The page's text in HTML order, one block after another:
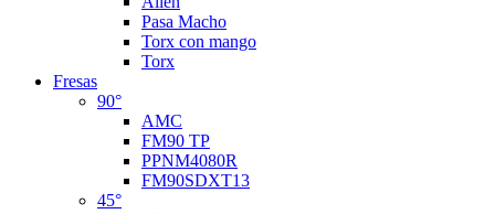
Pasa Macho
Torx con mango
Torx
Fresas
90°
AMC
FM90 TP
PPNM4080R
FM90SDXT13
45°